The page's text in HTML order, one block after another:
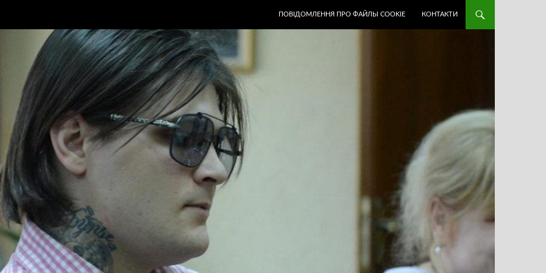
ПОВІДОМЛЕННЯ ПРО ФАЙЛЫ COOKIE КОНТАКТИ